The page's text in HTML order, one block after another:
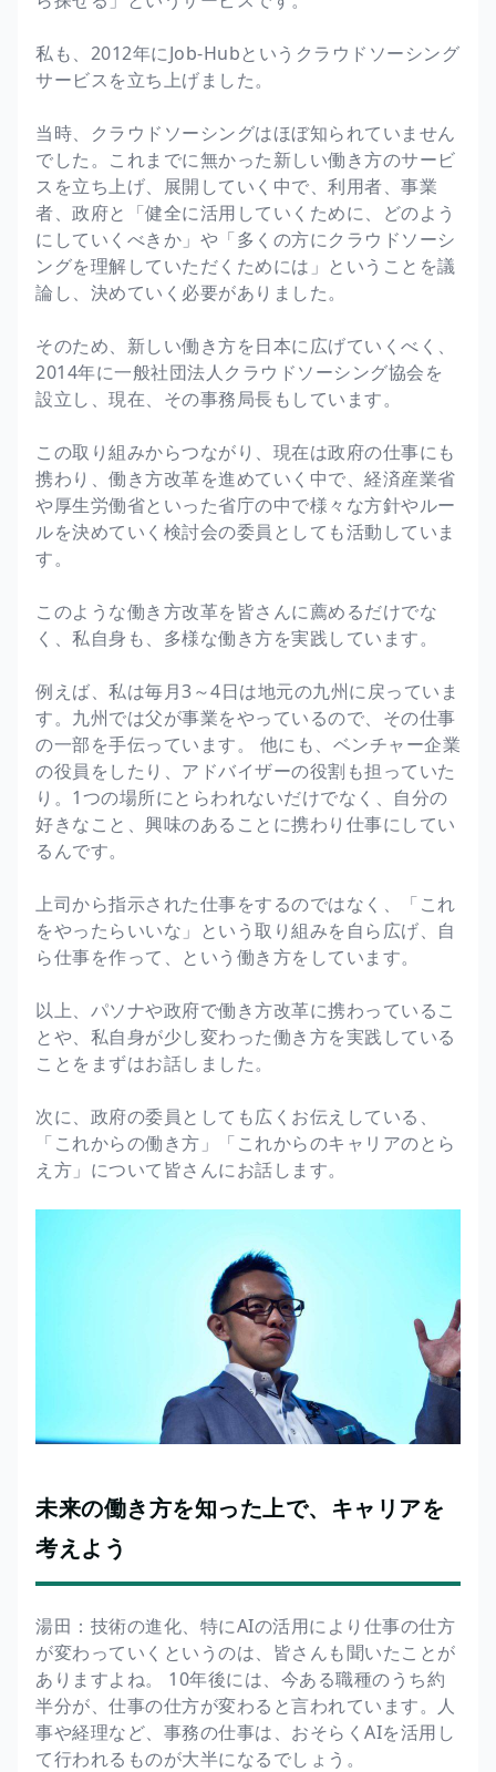
私も、2012年にJob-Hubというクラウドソーシング
サービスを立ち上げました。
当時、クラウドソーシングはほぼ知られていません
でした。これまでに無かった新しい働き方のサービ
スを立ち上げ、展開していく中で、利用者、事業
者、政府と「健全に活用していくために、どのよう
にしていくべきか」や「多くの方にクラウドソーシ
ングを理解していただくためには」ということを議
論し、決めていく必要がありました。
そのため、新しい働き方を日本に広げていくべく、
2014年に一般社団法人クラウドソーシング協会を
設立し、現在、その事務局長もしています。
この取り組みからつながり、現在は政府の仕事にも
携わり、働き方改革を進めていく中で、経済産業省
や厚生労働省といった省庁の中で様々な方針やルー
ルを決めていく検討会の委員としても活動していま
す。
このような働き方改革を皆さんに薦めるだけでな
く、私自身も、多様な働き方を実践しています。
例えば、私は毎月3～4日は地元の九州に戻っていま
す。九州では父が事業をやっているので、その仕事
の一部を手伝っています。 他にも、ベンチャー企業
の役員をしたり、アドバイザーの役割も担っていた
り。1つの場所にとらわれないだけでなく、自分の
好きなこと、興味のあることに携わり仕事にしてい
るんです。
上司から指示された仕事をするのではなく、「これ
をやったらいいな」という取り組みを自ら広げ、自
ら仕事を作って、という働き方をしています。
以上、パソナや政府で働き方改革に携わっているこ
とや、私自身が少し変わった働き方を実践している
ことをまずはお話しました。
次に、政府の委員としても広くお伝えしている、
「これからの働き方」「これからのキャリアのとら
え方」について皆さんにお話します。
未来の働き方を知った上で、キャリアを
考えよう
湯田：技術の進化、特にAIの活用により仕事の仕方
が変わっていくというのは、皆さんも聞いたことが
ありますよね。 10年後には、今ある職種のうち約
半分が、仕事の仕方が変わると言われています。人
事や経理など、事務の仕事は、おそらくAIを活用し
て行われるものが大半になるでしょう。